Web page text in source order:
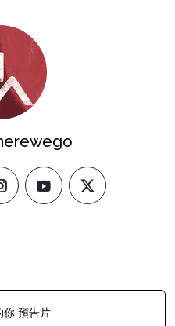
youtubetwitter
你 預告片